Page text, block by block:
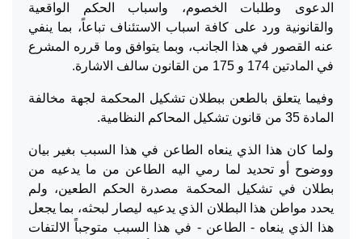
الدعوى وطلبات الخصوم، واسباب الحكم الواقعية
والقانونية ورد على كافة اسباب الاستئناف تباعاً، بما ينفي
عنه القصور في هذا الجانب، وبما يتوافق وما قرره المشرع
في المادتين 174 و 175 من القانون سالف الاشارة.
وفيما يتعلق بالطعن ببطلان تشكيل المحكمة لجهة مخالفة
المادة 35 من قانون تشكيل المحاكم النظامية.
ولما كان هذا الذي ينعاه الطاعن في هذا السبب بغير بيان
ووضوح أو تحديد لما رمي اليه الطاعن من ما يدعيه من
بطلان في تشكيل المحكمة مصدرة الحكم الطعين، ولم
يحدد مواطن هذا البطلان الذي يدعيه ليصار لبحثه، بما يجعل
هذا الذي ينعاه - الطاعن - في هذا السبب متوجباً الالتفات